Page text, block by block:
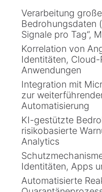
Verarbeitung
Bedrohungsdaten
Signale pro Tag“,
Korrelation von
Identitäten, Cloud-
Anwendungen
Integration mit
zur
Automatisierung
KI-gestützte
risikobasierte
Analytics
Identitäten, Apps
Automatisierte